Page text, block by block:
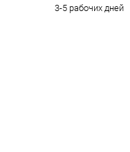
3-5 рабочих дней